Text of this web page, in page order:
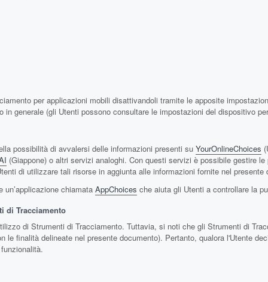
per applicazioni mobili disattivandoli tramite le apposite
generale (gli Utenti possono consultare le impostazioni del dispositivo
possibilità di avvalersi delle informazioni presenti su YourOnlineChoices
(Giappone) o altri servizi analoghi. Con questi servizi è possibile gestire
di utilizzare tali risorse in aggiunta alle informazioni fornite nel presente
chiamata AppChoices che aiuta gli Utenti a controllare la
di Tracciamento
di Strumenti di Tracciamento. Tuttavia, si noti che gli Strumenti di
le finalità delineate nel presente documento). Pertanto, qualora l'Utente